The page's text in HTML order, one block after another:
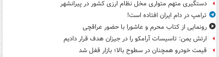
دستگیری متهم متواری مخل نظام ارزی کشور در پیرانشهر
ترامپ در دام ایران افتاده است!
رونمایی از کتاب محرم و عاشورا با حضور عراقچی
ارتش یمن: تاسیسات آرامکو را در جیزان هدف قرار دادیم
قیمت خودرو همچنان در سطوح بالا؛ بازار قفل شد